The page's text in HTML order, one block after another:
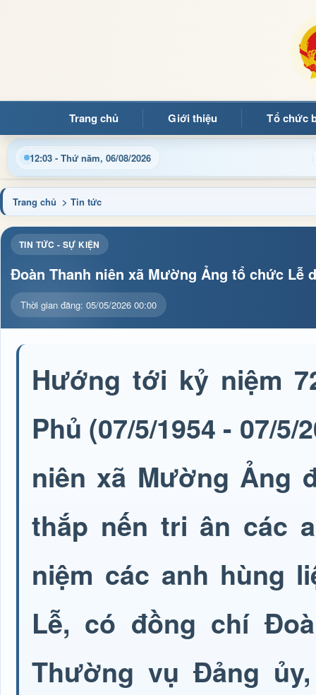
Trang chủ Giới thiệu Tổ chức
12:03 - Thứ năm, 06/08/2026
Cập nhật thông tin điều hành, thủ tục hành chính và tin tức
Trang chủ > Tin tức
TIN TỨC - SỰ KIỆN
Đoàn Thanh niên xã Mường Ảng tổ chức Lễ
Thời gian đăng: 05/05/2026 00:00
Hướng tới kỷ niệm
Phủ (07/5/1954 - 07/
niên xã Mường Ảng
thắp nến tri ân các
niệm các anh hùng
Lễ, có đồng chí
Thường vụ Đảng